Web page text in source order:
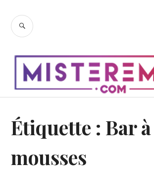
contenu
RECHERCHE
Étiquette : Bar à
mousses